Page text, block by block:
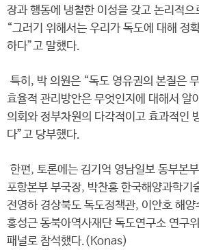
장과 행동에 냉철한 이성을 갖고 논리적으
“그러기 위해서는 우리가 독도에 대해 정
하다”고 말했다.
특히, 박 의원은 “독도 영유권의 본질은
효율적 관리방안은 무엇인지에 대해서 알
의회와 정부차원의 다각적이고 효과적인
다”고 당부했다.
한편, 토론에는 김기억 영남일보 동부본
포항본부 부국장, 박찬홍 한국해양과학기
전영하 경상북도 독도정책관, 이안호 해
홍성근 동북아역사재단 독도연구소 연구
패널로 참석했다.(Konas)